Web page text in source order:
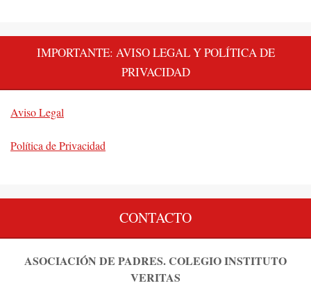
IMPORTANTE: AVISO LEGAL Y POLÍTICA DE
PRIVACIDAD
Aviso Legal
Política de Privacidad
CONTACTO
ASOCIACIÓN DE PADRES. COLEGIO INSTITUTO
VERITAS